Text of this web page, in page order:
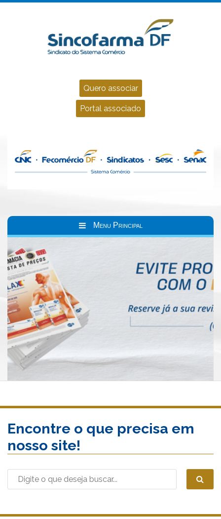
Quero associar
Portal associado
Menu Principal
Encontre o que precisa em
nosso site!